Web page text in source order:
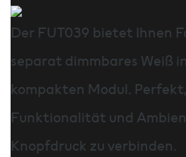
Der FUT039 bietet Ihnen
separat dimmbares Weiß
kompakten Modul.
Funktionalität und
Knopfdruck zu verbinden.